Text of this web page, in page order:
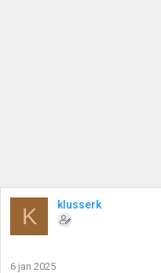
K klusserk
6 jan 2025